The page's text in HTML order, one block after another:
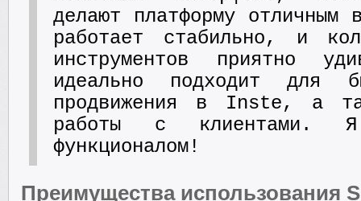
делают платформу отличным
работает стабильно, и
инструментов приятно
идеально подходит для
продвижения в Instе, а
работы с клиентами. Я
функционалом!
Преимущества использования